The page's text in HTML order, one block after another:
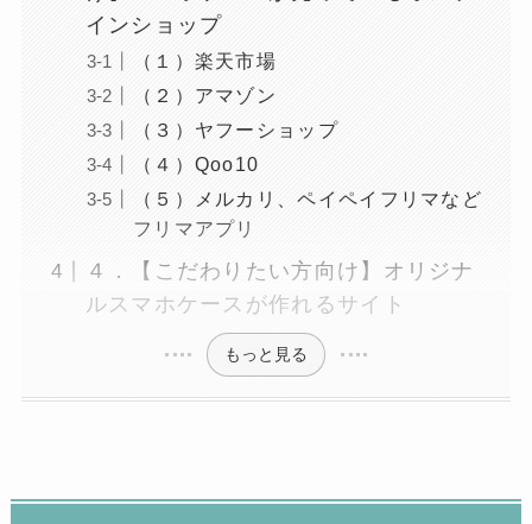
インショップ
（１）楽天市場
（２）アマゾン
（３）ヤフーショップ
（４）Qoo10
（５）メルカリ、ペイペイフリマなど
フリマアプリ
４．【こだわりたい方向け】オリジナ
ルスマホケースが作れるサイト
もっと見る